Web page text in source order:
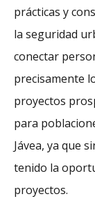
prácticas y
la seguridad
conectar
precisamente
proyectos
para
Jávea, ya que
tenido la
proyectos.